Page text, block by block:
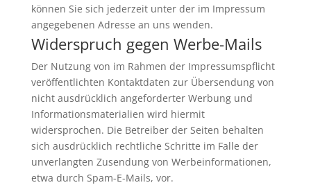
können Sie sich jederzeit unter der im Impressum
angegebenen Adresse an uns wenden.
Widerspruch gegen Werbe-Mails
Der Nutzung von im Rahmen der Impressumspflicht
veröffentlichten Kontaktdaten zur Übersendung von
nicht ausdrücklich angeforderter Werbung und
Informationsmaterialien wird hiermit
widersprochen. Die Betreiber der Seiten behalten
sich ausdrücklich rechtliche Schritte im Falle der
unverlangten Zusendung von Werbeinformationen,
etwa durch Spam-E-Mails, vor.